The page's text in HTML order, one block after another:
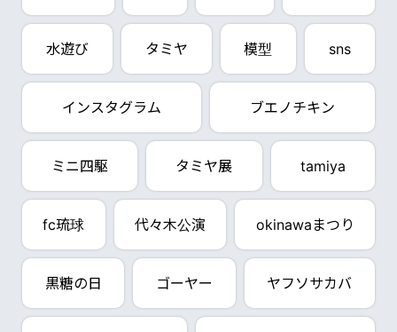
水遊び タミヤ 模型 sns
インスタグラム ブエノチキン
ミニ四駆 タミヤ展 tamiya
fc琉球 代々木公演 okinawaまつり
黒糖の日 ゴーヤー ヤフソサカバ